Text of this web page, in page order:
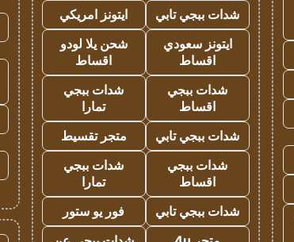
شدات ببجي تابي
ايتونز امريكي
ايتونز سعودي
اقساط
شحن يلا لودو
اقساط
شدات ببجي
اقساط
شدات ببجي
تمارا
شدات ببجي تابي
متجر تقسيط
شدات ببجي
اقساط
شدات ببجي
تمارا
شدات ببجي تابي
فور يو ستور